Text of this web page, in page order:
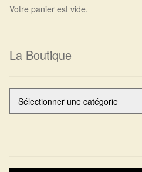
Encens
Cadeaux de naissance
Votre panier est vide.
La Boutique